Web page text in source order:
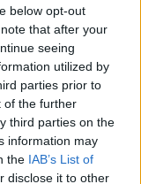
below opt-out
that after your
seeing
utilized by
parties prior to
of the further
third parties on the
information may
the IAB’s List of
disclose it to other
πρωτεύουσα με